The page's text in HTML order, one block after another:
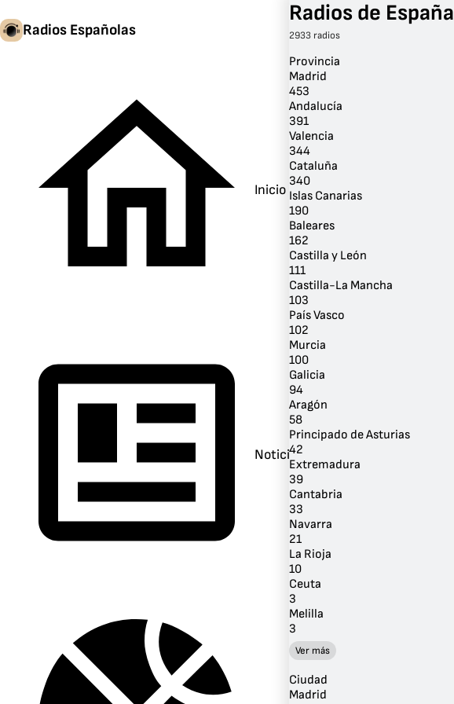
Radios Españolas
Inicio
Noticias
Radios de España
2933 radios
Provincia
Madrid
453
Andalucía
391
Valencia
344
Cataluña
340
Islas Canarias
190
Baleares
162
Castilla y León
111
Castilla-La Mancha
103
País Vasco
102
Murcia
100
Galicia
94
Aragón
58
Principado de Asturias
42
Extremadura
39
Cantabria
33
Navarra
21
La Rioja
10
Ceuta
3
Melilla
3
Ver más
Ciudad
Madrid